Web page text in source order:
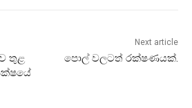
තුළ
Next article
පොල් වලටත් රක්ෂණයක්.